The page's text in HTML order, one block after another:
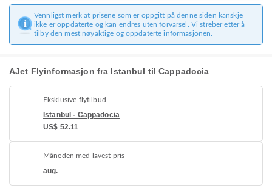
Vennligst merk at prisene som er oppgitt på denne siden kanskje
ikke er oppdaterte og kan endres uten forvarsel. Vi streber etter å
tilby den mest nøyaktige og oppdaterte informasjonen.
AJet Flyinformasjon fra Istanbul til Cappadocia
Eksklusive flytilbud
Istanbul - Cappadocia
US$ 52.11
Måneden med lavest pris
aug.